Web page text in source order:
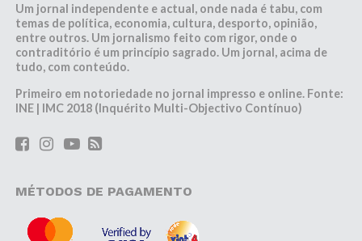
Um jornal independente e actual, onde nada é tabu, com
temas de política, economia, cultura, desporto, opinião,
entre outros. Um jornalismo feito com rigor, onde o
contraditório é um princípio sagrado. Um jornal, acima de
tudo, com conteúdo.
Primeiro em notoriedade no jornal impresso e online. Fonte:
INE | IMC 2018 (Inquérito Multi-Objectivo Contínuo)
MÉTODOS DE PAGAMENTO